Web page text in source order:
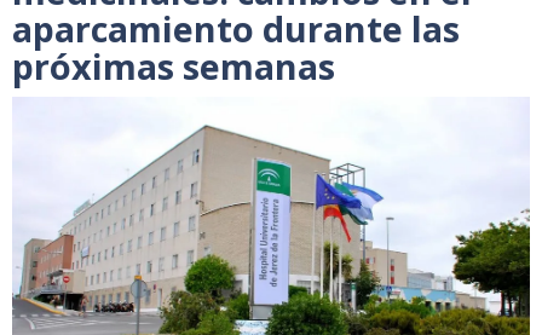
aparcamiento durante las
próximas semanas